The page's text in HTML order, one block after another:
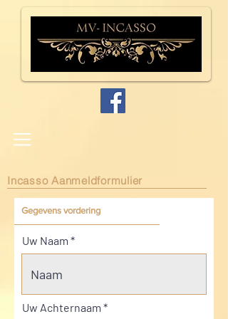
Incasso Aanmeldformulier
Gegevens vordering
Uw Naam
Uw Achternaam